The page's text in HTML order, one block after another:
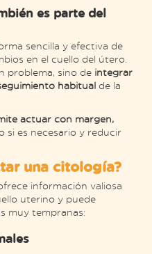
es parte del
sencilla y efectiva de
en el cuello del útero.
problema, sino de integrar
habitual de la
actuar con margen,
si es necesario y reducir
una citología?
información valiosa
uterino y puede
muy tempranas: